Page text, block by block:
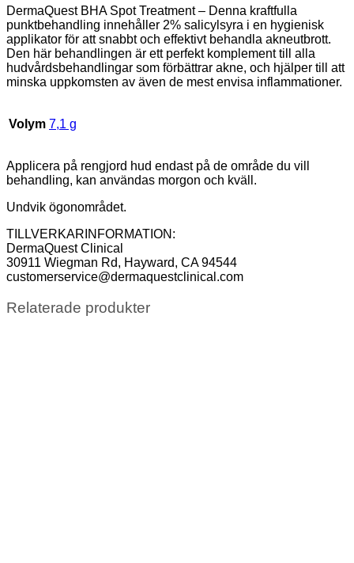
DermaQuest BHA Spot Treatment – Denna kraftfulla
punktbehandling innehåller 2% salicylsyra i en hygienisk
applikator för att snabbt och effektivt behandla akneutbrott.
Den här behandlingen är ett perfekt komplement till alla
hudvårdsbehandlingar som förbättrar akne, och hjälper till att
minska uppkomsten av även de mest envisa inflammationer.
Volym 7,1 g
Applicera på rengjord hud endast på de område du vill
behandling, kan användas morgon och kväll.
Undvik ögonområdet.
TILLVERKARINFORMATION​:
DermaQuest Clinical
30911 Wiegman Rd, Hayward, CA 94544
customerservice@dermaquestclinical.com
Relaterade produkter